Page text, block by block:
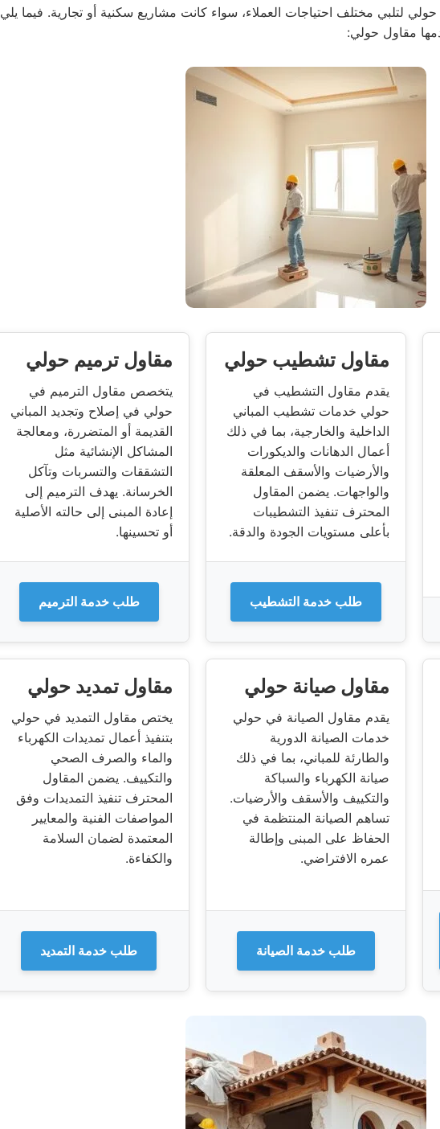
لتلبي مختلف احتياجات العملاء، سواء كانت مشاريع سكنية أو تجارية. فيما يلي
مقاول حولي:
مقاول تشطيب حولي
يقدم مقاول التشطيب في
حولي خدمات تشطيب المباني
الداخلية والخارجية، بما في ذلك
أعمال الدهانات والديكورات
والأرضيات والأسقف المعلقة
والواجهات. يضمن المقاول
المحترف تنفيذ التشطيبات
بأعلى مستويات الجودة والدقة.
طلب خدمة التشطيب
مقاول ترميم حولي
يتخصص مقاول الترميم في
حولي في إصلاح وتجديد المباني
القديمة أو المتضررة، ومعالجة
المشاكل الإنشائية مثل
التشققات والتسربات وتآكل
الخرسانة. يهدف الترميم إلى
إعادة المبنى إلى حالته الأصلية
أو تحسينها.
طلب خدمة الترميم
مقاول صيانة حولي
يقدم مقاول الصيانة في حولي
خدمات الصيانة الدورية
والطارئة للمباني، بما في ذلك
صيانة الكهرباء والسباكة
والتكييف والأسقف والأرضيات.
تساهم الصيانة المنتظمة في
الحفاظ على المبنى وإطالة
عمره الافتراضي.
طلب خدمة الصيانة
مقاول تمديد حولي
يختص مقاول التمديد في حولي
بتنفيذ أعمال تمديدات الكهرباء
والماء والصرف الصحي
والتكييف. يضمن المقاول
المحترف تنفيذ التمديدات وفق
المواصفات الفنية والمعايير
المعتمدة لضمان السلامة
والكفاءة.
طلب خدمة التمديد